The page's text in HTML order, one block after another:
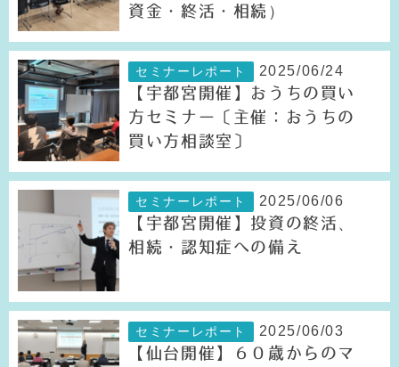
資金・終活・相続）
セミナーレポート 2025/06/24
【宇都宮開催】おうちの買い
方セミナー〔主催：おうちの
買い方相談室〕
セミナーレポート 2025/06/06
【宇都宮開催】投資の終活、
相続・認知症への備え
セミナーレポート 2025/06/03
【仙台開催】６０歳からのマ